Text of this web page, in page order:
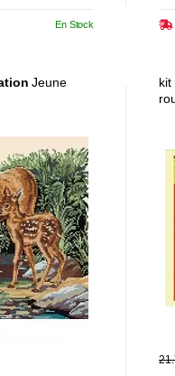
En Stock
Jeune
kit